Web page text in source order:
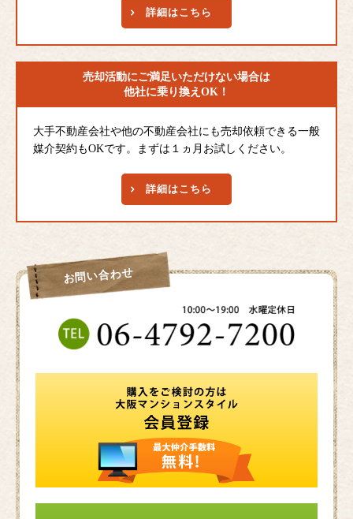
詳細はこちら
売却活動にご満足いただけない場合は
他社に乗り換えOK！
大手不動産会社や他の不動産会社にも売却依頼できる一般
媒介契約もOKです。まずは１ヵ月お試しください。
詳細はこちら
お問い合わせ